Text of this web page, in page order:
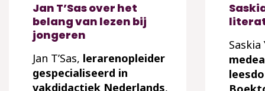
Jan T’Sas over het
belang van lezen bij
jongeren
Jan T’Sas, lerarenopleider
gespecialiseerd in
vakdidactiek Nederlands,
Saskia